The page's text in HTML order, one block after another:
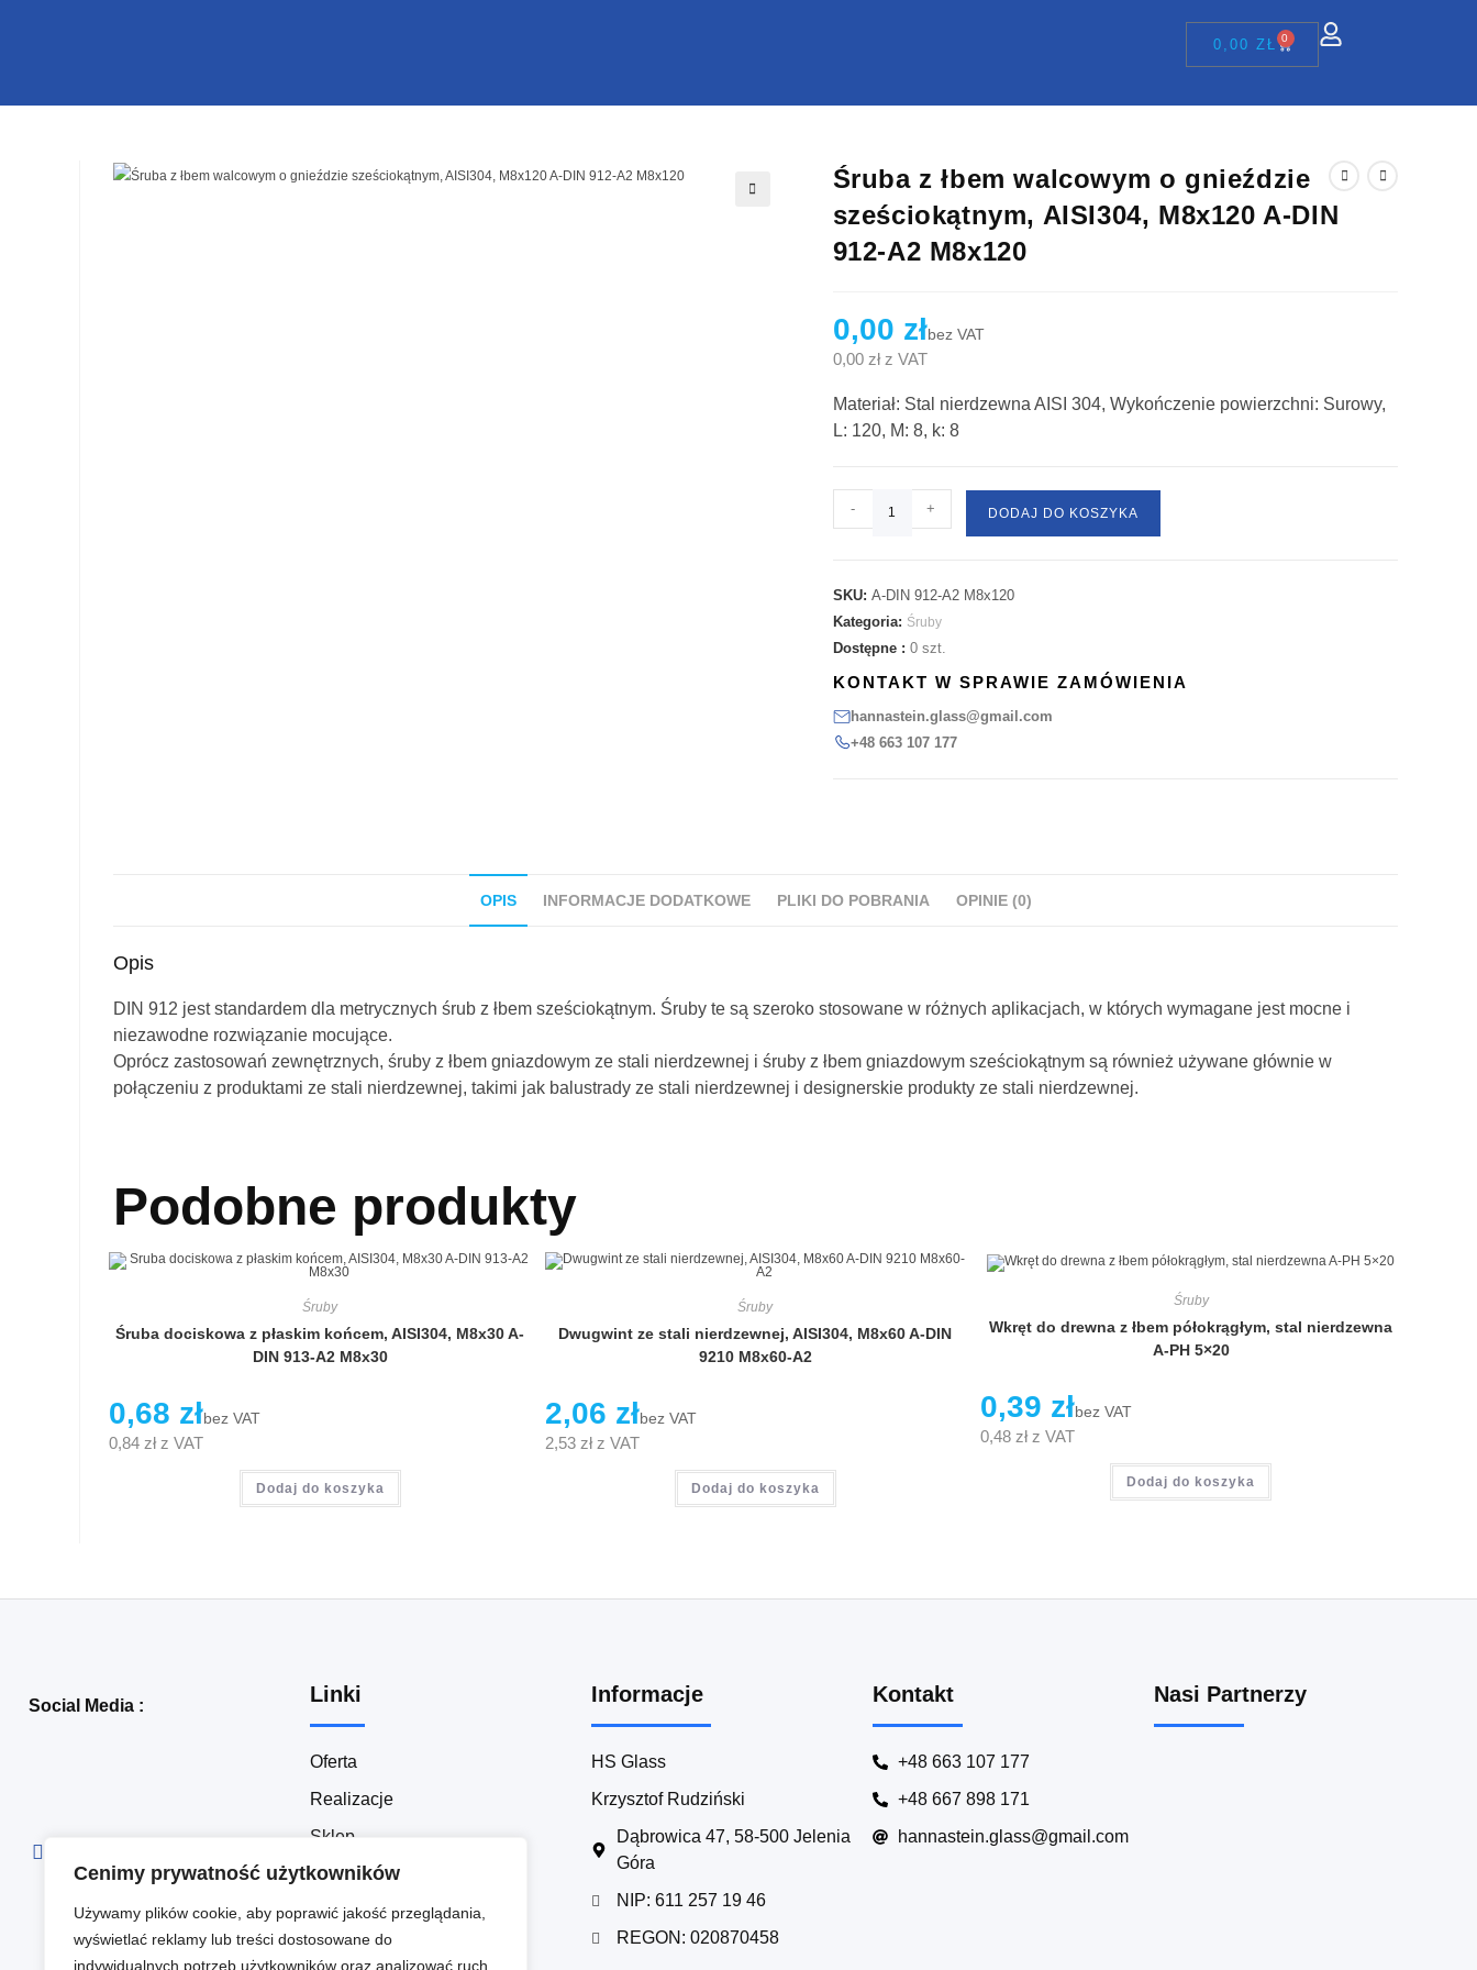
Cenimy prywatność użytkowników
Używamy plików cookie, aby poprawić jakość przeglądania,
wyświetlać reklamy lub treści dostosowane do
indywidualnych potrzeb użytkowników oraz analizować ruch
0,00ZŁ 0
Śruba z łbem walcowym o gnieździe
sześciokątnym, AISI304, M8x120 A-DIN
912-A2 M8x120
0,00 złbez VAT
0,00 złz VAT
Materiał: Stal nierdzewna AISI 304, Wykończenie powierzchni: Surowy,
L: 120, M: 8, k: 8
- + DODAJ DO KOSZYKA
SKU: A-DIN 912-A2 M8x120
Kategoria: Śruby
Dostępne : 0 szt.
KONTAKT W SPRAWIE ZAMÓWIENIA
hannastein.glass@gmail.com
+48 663 107 177
OPIS INFORMACJE DODATKOWE PLIKI DO POBRANIA OPINIE (0)
Opis
DIN 912 jest standardem dla metrycznych śrub z łbem sześciokątnym. Śruby te są szeroko stosowane w różnych aplikacjach, w których wymagane jest mocne i
niezawodne rozwiązanie mocujące.
Oprócz zastosowań zewnętrznych, śruby z łbem gniazdowym ze stali nierdzewnej i śruby z łbem gniazdowym sześciokątnym są również używane głównie w
połączeniu z produktami ze stali nierdzewnej, takimi jak balustrady ze stali nierdzewnej i designerskie produkty ze stali nierdzewnej.
Podobne produkty
Śruby
Śruba dociskowa z płaskim końcem, AISI304, M8x30 A-
DIN 913-A2 M8x30
0,68 złbez VAT
0,84 złz VAT
Dodaj do koszyka
Śruby
Dwugwint ze stali nierdzewnej, AISI304, M8x60 A-DIN
9210 M8x60-A2
2,06 złbez VAT
2,53 złz VAT
Dodaj do koszyka
Śruby
Wkręt do drewna z łbem półokrągłym, stal nierdzewna
A-PH 5×20
0,39 złbez VAT
0,48 złz VAT
Dodaj do koszyka
Social Media :
Linki
Oferta
Realizacje
Sklep
Blog
Kontakt
Polityka prywatności
Informacje
HS Glass
Krzysztof Rudziński
Dąbrowica 47, 58-500 Jelenia
Góra
NIP: 611 257 19 46
REGON: 020870458
Kontakt
+48 663 107 177
+48 667 898 171
hannastein.glass@gmail.com
Nasi Partnerzy